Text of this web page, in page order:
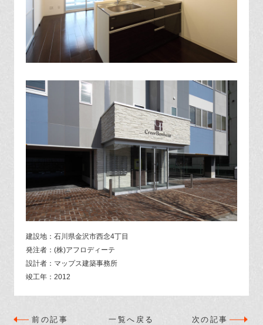
建設地：石川県金沢市西念4丁目
発注者：(株)アフロディーテ
設計者：マップス建築事務所
竣工年：2012
前の記事 一覧へ戻る 次の記事